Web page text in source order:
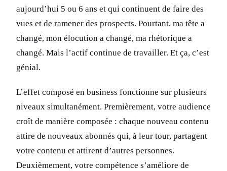
aujourd’hui 5 ou 6 ans et qui continuent de faire des
vues et de ramener des prospects. Pourtant, ma tête a
changé, mon élocution a changé, ma rhétorique a
changé. Mais l’actif continue de travailler. Et ça, c’est
génial.
L’effet composé en business fonctionne sur plusieurs
niveaux simultanément. Premièrement, votre audience
croît de manière composée : chaque nouveau contenu
attire de nouveaux abonnés qui, à leur tour, partagent
votre contenu et attirent d’autres personnes.
Deuxièmement, votre compétence s’améliore de